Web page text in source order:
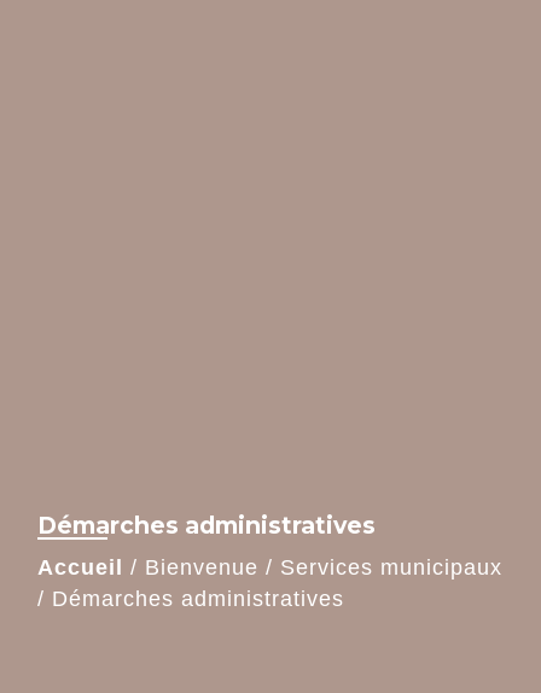
Démarches administratives
Accueil / Bienvenue / Services municipaux
/ Démarches administratives